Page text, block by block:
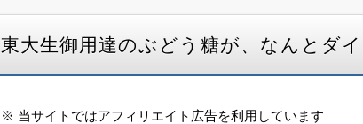
東大生御用達のぶどう糖が、なんとダイ
※ 当サイトではアフィリエイト広告を利用しています